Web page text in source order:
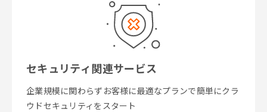
セキュリティ関連サービス
企業規模に関わらずお客様に最適なプランで簡単にクラ
ウドセキュリティをスタート